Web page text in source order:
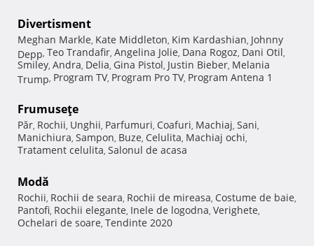
Divertisment
Meghan Markle, Kate Middleton, Kim Kardashian, Johnny
Depp, Teo Trandafir, Angelina Jolie, Dana Rogoz, Dani Otil,
Smiley, Andra, Delia, Gina Pistol, Justin Bieber, Melania
Trump, Program TV, Program Pro TV, Program Antena 1
Frumuseţe
Păr, Rochii, Unghii, Parfumuri, Coafuri, Machiaj, Sani,
Manichiura, Sampon, Buze, Celulita, Machiaj ochi,
Tratament celulita, Salonul de acasa
Modă
Rochii, Rochii de seara, Rochii de mireasa, Costume de baie,
Pantofi, Rochii elegante, Inele de logodna, Verighete,
Ochelari de soare, Tendinte 2020